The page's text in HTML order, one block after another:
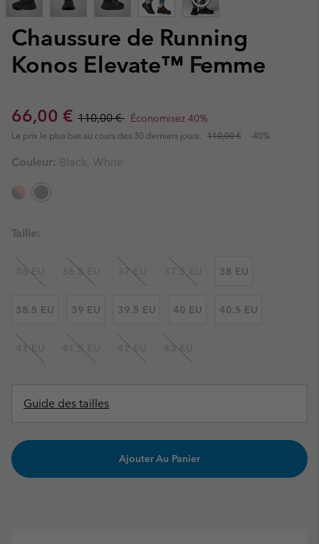
Chaussure de Running
Konos Elevate™ Femme
Sale price:
66,00 € Regular price:
110,00 € Économisez 40%
Le prix le plus bas au cours des 30 derniers jours: 110,00 € -40%
Couleur: Black, White
Taille:
36 EU 36.5 EU 37 EU 37.5 EU 38 EU
38.5 EU 39 EU 39.5 EU 40 EU 40.5 EU
41 EU 41.5 EU 42 EU 43 EU
Guide des tailles
Ajouter Au Panier